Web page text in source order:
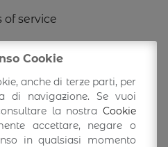
of service
Information
exchange
Profilo
Cookie
anche di terze parti, per
di navigazione. Se vuoi
la nostra Cookie
accettare, negare o
in qualsiasi momento